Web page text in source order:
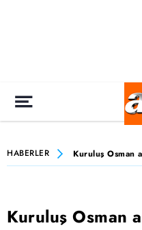
HABERLER Kuruluş Osman
Kuruluş Osman